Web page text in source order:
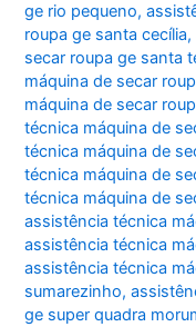
ge rio pequeno,
roupa ge santa cecília,
secar roupa ge santa
máquina de secar
máquina de secar
técnica máquina de
técnica máquina de
técnica máquina de
técnica máquina de
assistência técnica
assistência técnica
assistência técnica
sumarezinho,
ge super quadra